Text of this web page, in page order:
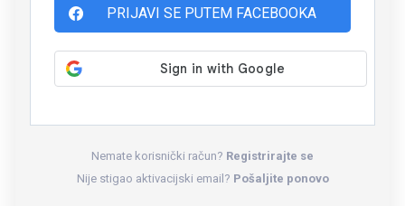
PRIJAVI SE PUTEM FACEBOOKA
Nemate korisnički račun? Registrirajte se
Nije stigao aktivacijski email? Pošaljite ponovo